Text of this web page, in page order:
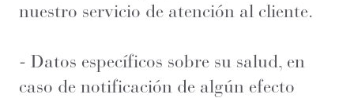
nuestro servicio de atención al cliente.
- Datos específicos sobre su salud, en
caso de notificación de algún efecto